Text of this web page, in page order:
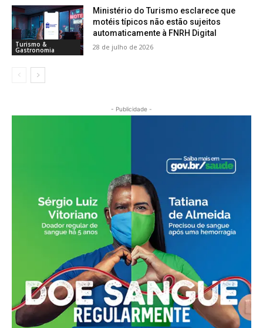
Turismo &
Gastronomia
Ministério do Turismo esclarece que
motéis típicos não estão sujeitos
automaticamente à FNRH Digital
28 de julho de 2026
- Publicidade -